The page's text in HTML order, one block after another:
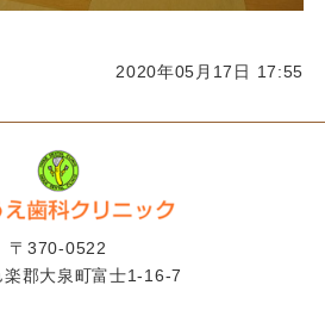
2020年05月17日 17:55
〒370-0522
楽郡大泉町富士1-16-7